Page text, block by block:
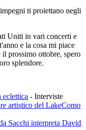
ti proiettano negli
Uniti in vari concerti e
e la cosa mi piace
prossimo ottobre, spero
splendore.
eclettica - Interviste
artistico del LakeComo
Sacchi interpreta David